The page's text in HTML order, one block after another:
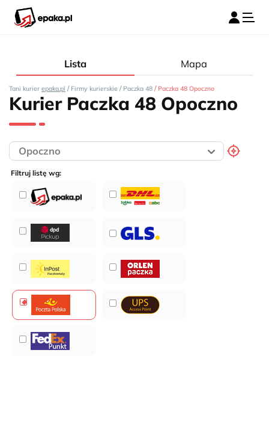
Lista Mapa
Tani kurier epaka.pl / Firmy kurierskie / Paczka 48 / Paczka 48 Opoczno
Kurier Paczka 48 Opoczno
Filtruj listę wg: